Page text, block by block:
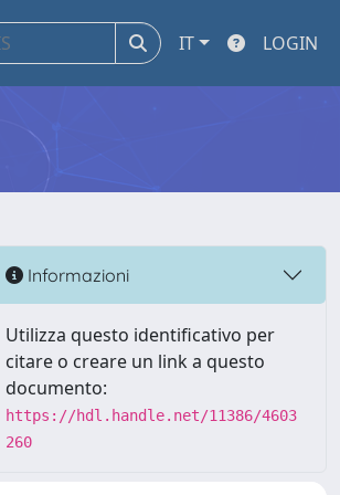
IT LOGIN
Informazioni
Utilizza questo identificativo per
citare o creare un link a questo
documento:
https://hdl.handle.net/11386/4603
260